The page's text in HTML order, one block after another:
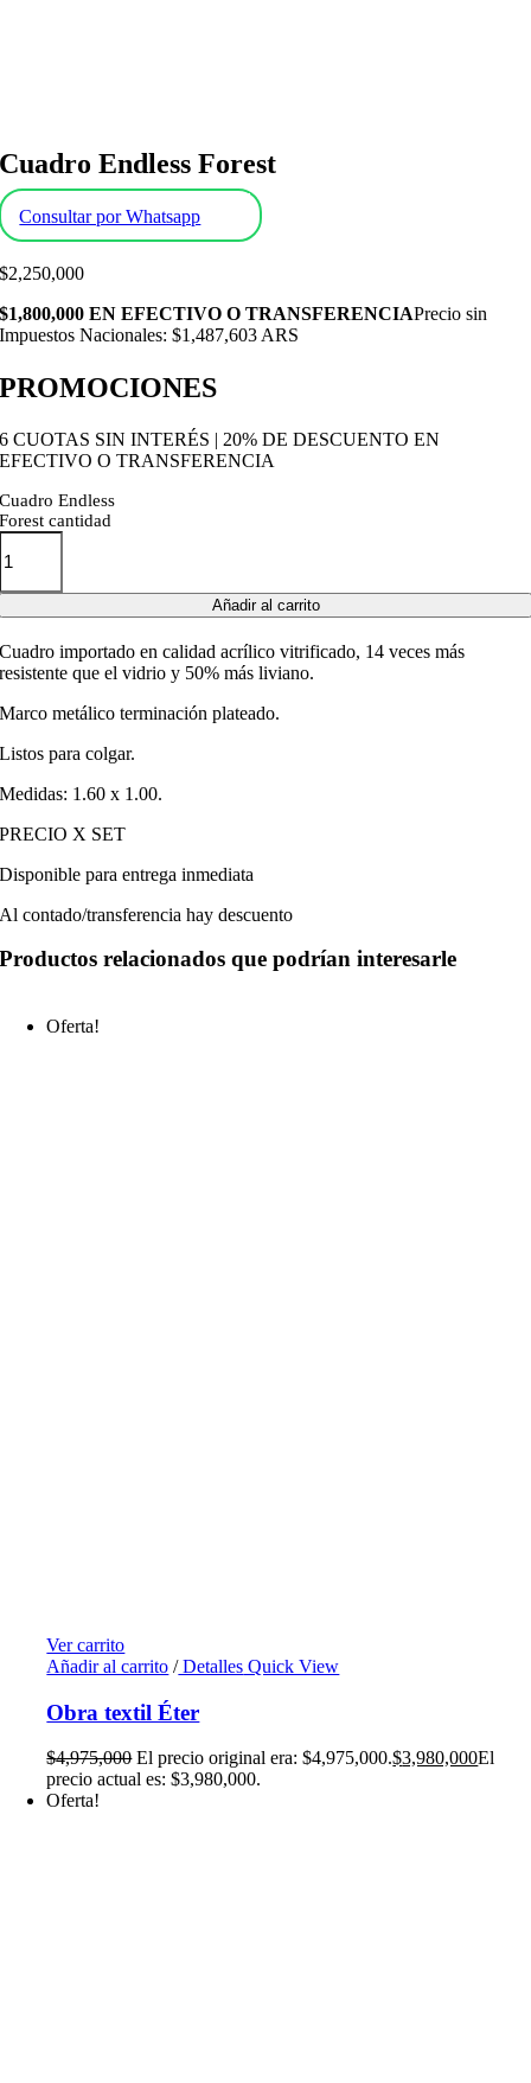
Cuadro Endless Forest
Consultar por Whatsapp
$2,250,000
$1,800,000 EN EFECTIVO O TRANSFERENCIAPrecio sin
Impuestos Nacionales: $1,487,603 ARS
PROMOCIONES
6 CUOTAS SIN INTERÉS | 20% DE DESCUENTO EN
EFECTIVO O TRANSFERENCIA
Cuadro Endless
Forest cantidad
Añadir al carrito
Cuadro importado en calidad acrílico vitrificado, 14 veces más
resistente que el vidrio y 50% más liviano.
Marco metálico terminación plateado.
Listos para colgar.
Medidas: 1.60 x 1.00.
PRECIO X SET
Disponible para entrega inmediata
Al contado/transferencia hay descuento
Productos relacionados que podrían interesarle
Oferta!
Ver carrito
Añadir al carrito /Detalles Quick View
Obra textil Éter
$4,975,000 El precio original era: $4,975,000.$3,980,000El
precio actual es: $3,980,000.
Oferta!